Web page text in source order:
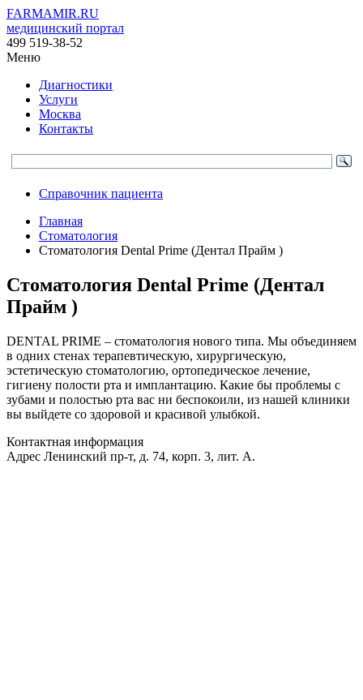
FARMAMIR.RU
медицинский портал
499 519-38-52
Меню
Диагностики
Услуги
Москва
Контакты
Справочник пациента
Главная
Стоматология
Стоматология Dental Prime (Дентал Прайм )
Стоматология Dental Prime (Дентал
Прайм )
DENTAL PRIME – стоматология нового типа. Мы объединяем
в одних стенах терапевтическую, хирургическую,
эстетическую стоматологию, ортопедическое лечение,
гигиену полости рта и имплантацию. Какие бы проблемы с
зубами и полостью рта вас ни беспокоили, из нашей клиники
вы выйдете со здоровой и красивой улыбкой.
Контактная информация
Адрес Ленинский пр-т, д. 74, корп. 3, лит. А.